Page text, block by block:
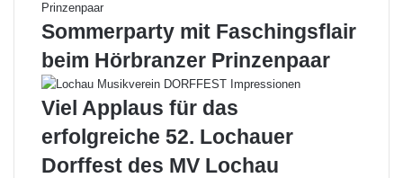
Sommerparty mit Faschingsflair
beim Hörbranzer Prinzenpaar
Viel Applaus für das
erfolgreiche 52. Lochauer
Dorffest des MV Lochau